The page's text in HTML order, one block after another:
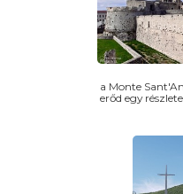
a Monte
erőd egy részlete